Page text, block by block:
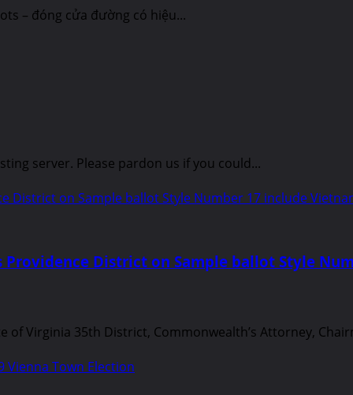
– đóng cửa đường có hiệu...
server. Please pardon us if you could...
District on Sample ballot Style Number 17 include
District on Sample ballot Style
Virginia 35th District, Commonwealth’s Attorney,
Vienna Town Election